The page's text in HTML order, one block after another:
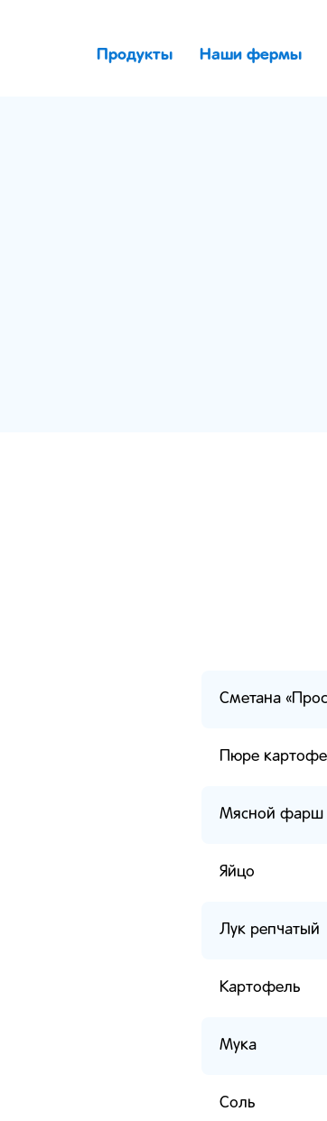
Продукты Наши фермы
Сметана
Пюре
Мясной фарш
Яйцо
Лук репчатый
Картофель
Мука
Соль